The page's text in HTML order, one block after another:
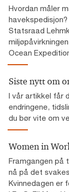
Hvordan måler
Statsraad
Ocean
Siste nytt om
I vår artikkel får
endringene,
du bør vite om
Women in
Framgangen på
nå på det
Kvinnedagen er